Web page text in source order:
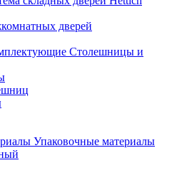
дверей
Столешницы и
Упаковочные материалы